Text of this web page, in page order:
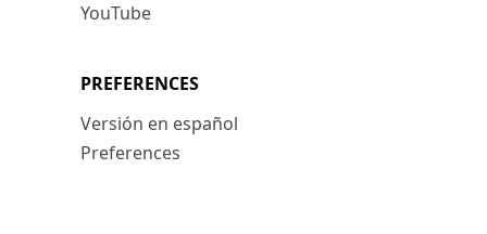
YouTube
PREFERENCES
Versión en español
Preferences